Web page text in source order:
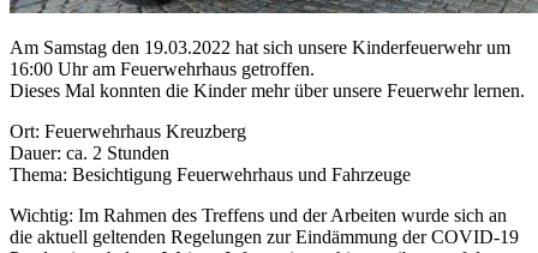
Am Samstag den 19.03.2022 hat sich unsere Kinderfeuerwehr um
16:00 Uhr am Feuerwehrhaus getroffen.
Dieses Mal konnten die Kinder mehr über unsere Feuerwehr lernen.
Ort: Feuerwehrhaus Kreuzberg
Dauer: ca. 2 Stunden
Thema: Besichtigung Feuerwehrhaus und Fahrzeuge
Wichtig: Im Rahmen des Treffens und der Arbeiten wurde sich an
die aktuell geltenden Regelungen zur Eindämmung der COVID-19